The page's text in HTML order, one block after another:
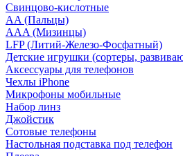
Свинцово-кислотные
AA (Пальцы)
AAA (Мизинцы)
LFP (Литий-Железо-Фосфатный)
Детские игрушки (сортеры,
Аксессуары для телефонов
Чехлы iPhone
Микрофоны мобильные
Набор линз
Джойстик
Сотовые телефоны
Настольная подставка под телефон